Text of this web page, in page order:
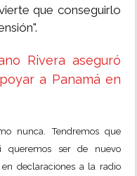
que conseguirlo
Rivera aseguró
a Panamá en
nunca. Tendremos que
queremos ser de nuevo
declaraciones a la radio